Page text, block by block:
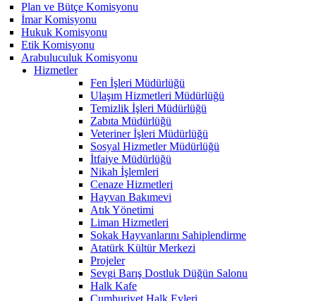
Plan ve Bütçe Komisyonu
İmar Komisyonu
Hukuk Komisyonu
Etik Komisyonu
Arabuluculuk Komisyonu
Hizmetler
Fen İşleri Müdürlüğü
Ulaşım Hizmetleri Müdürlüğü
Temizlik İşleri Müdürlüğü
Zabıta Müdürlüğü
Veteriner İşleri Müdürlüğü
Sosyal Hizmetler Müdürlüğü
İtfaiye Müdürlüğü
Nikah İşlemleri
Cenaze Hizmetleri
Hayvan Bakımevi
Atık Yönetimi
Liman Hizmetleri
Sokak Hayvanlarını Sahiplendirme
Atatürk Kültür Merkezi
Projeler
Sevgi Barış Dostluk Düğün Salonu
Halk Kafe
Cumhuriyet Halk Evleri